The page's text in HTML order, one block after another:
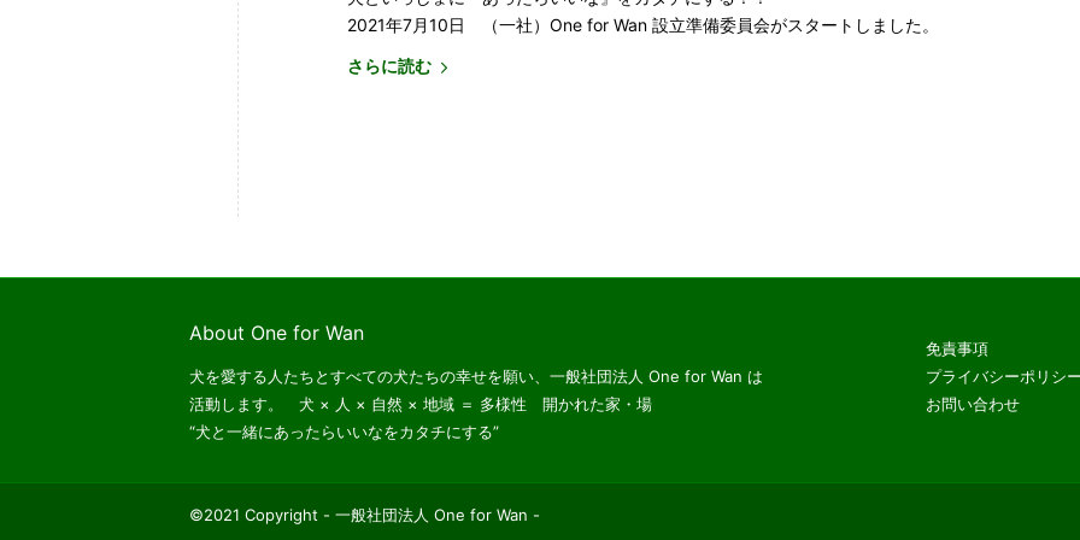
2021年7月10日 （一社）One for Wan 設立準備委員会がスタートしました。
さらに読む
About One for Wan
犬を愛する人たちとすべての犬たちの幸せを願い、一般社団法人 One for Wan は
活動します。 犬 × 人 × 自然 × 地域 ＝ 多様性 開かれた家・場
“犬と一緒にあったらいいなをカタチにする”
免責事項
プライバシーポリシ
お問い合わせ
©2021 Copyright - 一般社団法人 One for Wan -